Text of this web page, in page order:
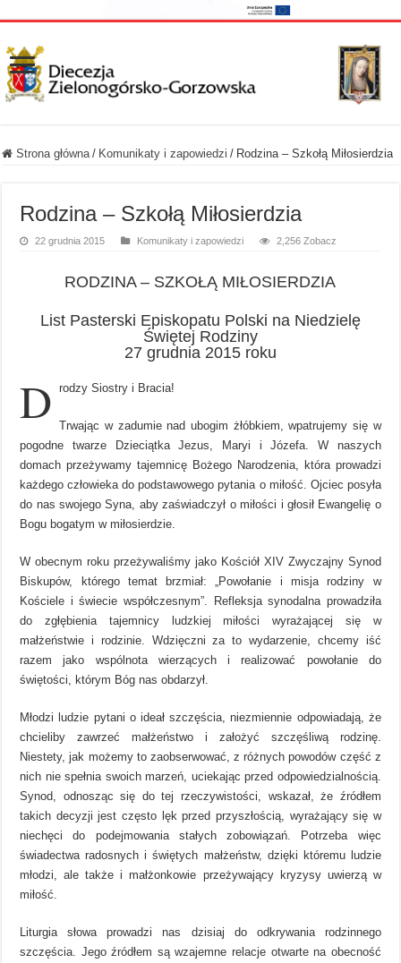
Strona główna / Komunikaty i zapowiedzi / Rodzina – Szkołą Miłosierdzia
Rodzina – Szkołą Miłosierdzia
22 grudnia 2015 Komunikaty i zapowiedzi 2,256 Zobacz
RODZINA – SZKOŁĄ MIŁOSIERDZIA
List Pasterski Episkopatu Polski na Niedzielę
Świętej Rodziny
27 grudnia 2015 roku
D rodzy Siostry i Bracia!
Trwając w zadumie nad ubogim żłóbkiem, wpatrujemy się w
pogodne twarze Dzieciątka Jezus, Maryi i Józefa. W naszych
domach przeżywamy tajemnicę Bożego Narodzenia, która prowadzi
każdego człowieka do podstawowego pytania o miłość. Ojciec posyła
do nas swojego Syna, aby zaświadczył o miłości i głosił Ewangelię o
Bogu bogatym w miłosierdzie.
W obecnym roku przeżywaliśmy jako Kościół XIV Zwyczajny Synod
Biskupów, którego temat brzmiał: „Powołanie i misja rodziny w
Kościele i świecie współczesnym”. Refleksja synodalna prowadziła
do zgłębienia tajemnicy ludzkiej miłości wyrażającej się w
małżeństwie i rodzinie. Wdzięczni za to wydarzenie, chcemy iść
razem jako wspólnota wierzących i realizować powołanie do
świętości, którym Bóg nas obdarzył.
Młodzi ludzie pytani o ideał szczęścia, niezmiennie odpowiadają, że
chcieliby zawrzeć małżeństwo i założyć szczęśliwą rodzinę.
Niestety, jak możemy to zaobserwować, z różnych powodów część z
nich nie spełnia swoich marzeń, uciekając przed odpowiedzialnością.
Synod, odnosząc się do tej rzeczywistości, wskazał, że źródłem
takich decyzji jest często lęk przed przyszłością, wyrażający się w
niechęci do podejmowania stałych zobowiązań. Potrzeba więc
świadectwa radosnych i świętych małżeństw, dzięki któremu ludzie
młodzi, ale także i małżonkowie przeżywający kryzysy uwierzą w
miłość.
Liturgia słowa prowadzi nas dzisiaj do odkrywania rodzinnego
szczęścia. Jego źródłem są wzajemne relacje otwarte na obecność